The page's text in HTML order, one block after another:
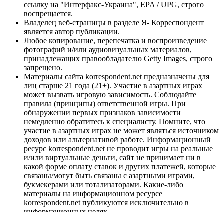
ссылку на "Интерфакс-Украина", EPA / UPG, строго
воспрещается.
Владелец веб-страницы в разделе Я- Корреспондент
является автор публикации.
Любое копирование, перепечатка и воспроизведение
фотографий и/или аудиовизуальных материалов,
принадлежащих правообладателю Getty Images, строго
запрещено.
Материалы сайта korrespondent.net предназначены для
лиц старше 21 года (21+). Участие в азартных играх
может вызвать игровую зависимость. Соблюдайте
правила (принципы) ответственной игры. При
обнаружении первых признаков зависимости
немедленно обратитесь к специалисту. Помните, что
участие в азартных играх не может являться источником
доходов или альтернативой работе. Информационный
ресурс korrespondent.net не проводит игры на реальные
и/или виртуальные деньги, сайт не принимает ни в
какой форме оплату ставок и других платежей, которые
связаны/могут быть связаны с азартными играми,
букмекерами или тотализаторами. Какие-либо
материалы на информационном ресурсе
korrespondent.net публикуются исключительно в